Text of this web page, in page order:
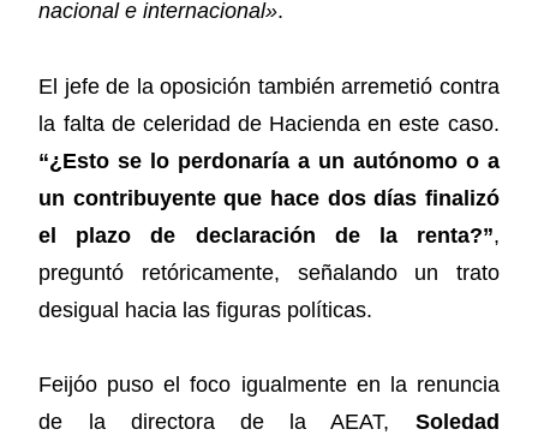
nacional e internacional».
El jefe de la oposición también arremetió contra
la falta de celeridad de Hacienda en este caso.
“¿Esto se lo perdonaría a un autónomo o a
un contribuyente que hace dos días finalizó
el plazo de declaración de la renta?”,
preguntó retóricamente, señalando un trato
desigual hacia las figuras políticas.
Feijóo puso el foco igualmente en la renuncia
de la directora de la AEAT, Soledad